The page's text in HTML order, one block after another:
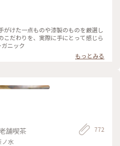
がけた一点ものや漆製のものを厳選し
こだわりを、実際に手にとって感じら
ニック
もっとみる
舗喫茶
ノ水
772